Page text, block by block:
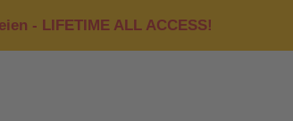
- LIFETIME ALL ACCESS!